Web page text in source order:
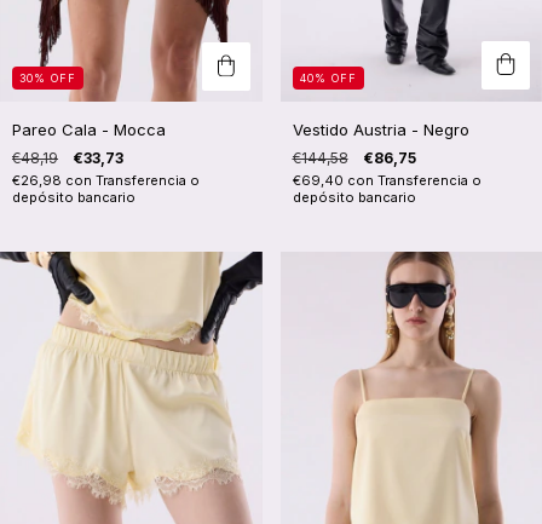
30% OFF
Pareo Cala - Mocca
€48,19 €33,73
€26,98 con Transferencia o
depósito bancario
40% OFF
Vestido Austria - Negro
€144,58 €86,75
€69,40 con Transferencia o
depósito bancario